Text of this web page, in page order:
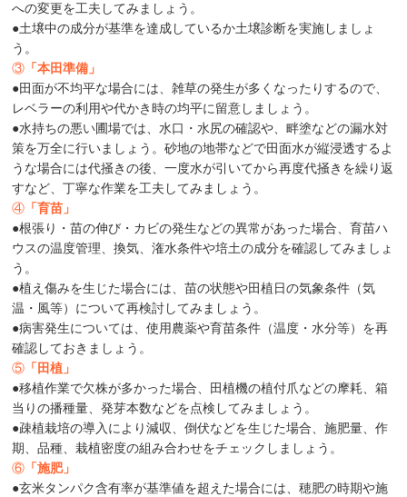
への変更を工夫してみましょう。
●土壌中の成分が基準を達成しているか土壌診断を実施しましょ
う。
③ 「本田準備」
●田面が不均平な場合には、雑草の発生が多くなったりするので、
レベラーの利用や代かき時の均平に留意しましょう。
●水持ちの悪い圃場では、水口・水尻の確認や、畔塗などの漏水対
策を万全に行いましょう。砂地の地帯などで田面水が縦浸透するよ
うな場合には代掻きの後、一度水が引いてから再度代掻きを繰り返
すなど、丁寧な作業を工夫してみましょう。
④ 「育苗」
●根張り・苗の伸び・カビの発生などの異常があった場合、育苗ハ
ウスの温度管理、換気、潅水条件や培土の成分を確認してみましょ
う。
●植え傷みを生じた場合には、苗の状態や田植日の気象条件（気
温・風等）について再検討してみましょう。
●病害発生については、使用農薬や育苗条件（温度・水分等）を再
確認しておきましょう。
⑤ 「田植」
●移植作業で欠株が多かった場合、田植機の植付爪などの摩耗、箱
当りの播種量、発芽本数などを点検してみましょう。
●疎植栽培の導入により減収、倒伏などを生じた場合、施肥量、作
期、品種、栽植密度の組み合わせをチェックしましょう。
⑥ 「施肥」
●玄米タンパク含有率が基準値を超えた場合には、穂肥の時期や施